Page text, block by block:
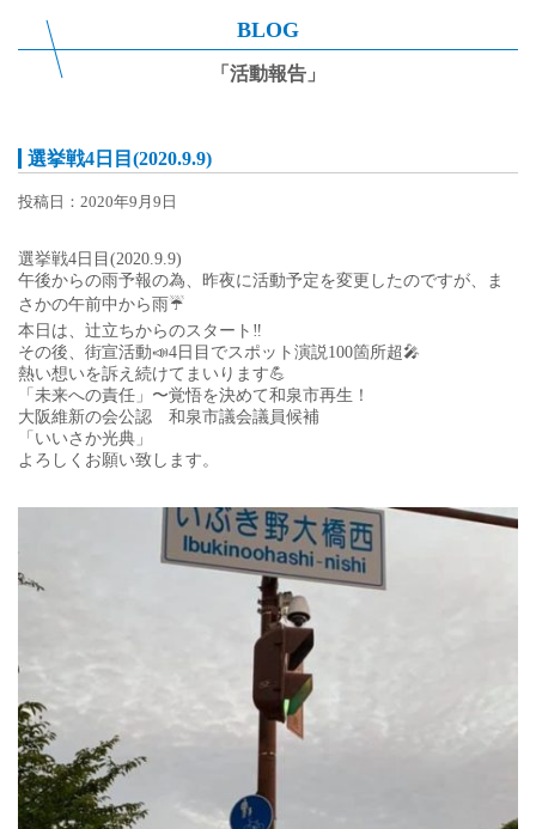
BLOG
「活動報告」
選挙戦4日目(2020.9.9)
投稿日：2020年9月9日
選挙戦4日目(2020.9.9)
午後からの雨予報の為、昨夜に活動予定を変更したのですが、ま
さかの午前中から雨☔️
本日は、辻立ちからのスタート‼️
その後、街宣活動📣4日目でスポット演説100箇所超🎤
熱い想いを訴え続けてまいります💪
「未来への責任」〜覚悟を決めて和泉市再生！
大阪維新の会公認 和泉市議会議員候補
「いいさか光典」
よろしくお願い致します。